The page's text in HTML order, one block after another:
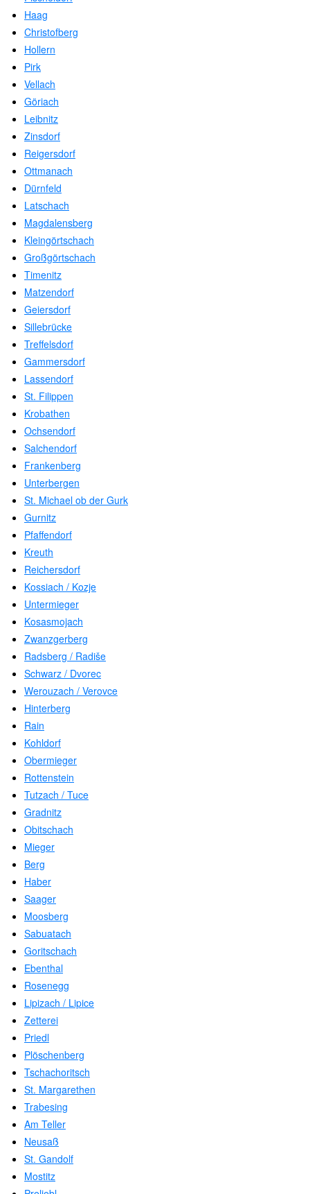
Haag
Christofberg
Hollern
Pirk
Vellach
Göriach
Leibnitz
Zinsdorf
Reigersdorf
Ottmanach
Dürnfeld
Latschach
Magdalensberg
Kleingörtschach
Großgörtschach
Timenitz
Matzendorf
Geiersdorf
Sillebrücke
Treffelsdorf
Gammersdorf
Lassendorf
St. Filippen
Krobathen
Ochsendorf
Salchendorf
Frankenberg
Unterbergen
St. Michael ob der Gurk
Gurnitz
Pfaffendorf
Kreuth
Reichersdorf
Kossiach / Kozje
Untermieger
Kosasmojach
Zwanzgerberg
Radsberg / Radiše
Schwarz / Dvorec
Werouzach / Verovce
Hinterberg
Rain
Kohldorf
Obermieger
Rottenstein
Tutzach / Tuce
Gradnitz
Obitschach
Mieger
Berg
Haber
Saager
Moosberg
Sabuatach
Goritschach
Ebenthal
Rosenegg
Lipizach / Lipice
Zetterei
Priedl
Plöschenberg
Tschachoritsch
St. Margarethen
Trabesing
Am Teller
Neusaß
St. Gandolf
Mostitz